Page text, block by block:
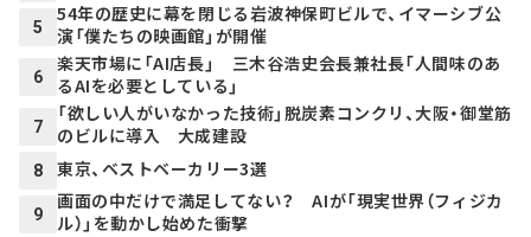
5
54年の歴史に幕を閉じる岩波神保町ビルで、イマーシブ公
演「僕たちの映画館」が開催
6
楽天市場に「AI店長」 三木谷浩史会長兼社長「人間味のあ
るAIを必要としている」
7
「欲しい人がいなかった技術」脱炭素コンクリ、大阪・御堂筋
のビルに導入 大成建設
8 東京、ベストベーカリー3選
9
画面の中だけで満足してない？ AIが「現実世界（フィジカ
ル）」を動かし始めた衝撃